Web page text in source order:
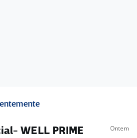
WELL PRIME Ontem